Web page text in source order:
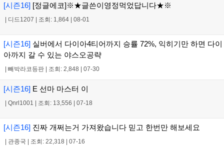
[시즌16] [정글에코]※★글쓴이영정먹었답니다★※
| 디드1207 | 조회: 1,864 | 08-01
[시즌16] 실버에서 다이아4티어까지 승률 72%, 익히기만 하면 다이
아까지 갈 수 있는 야스오공략
| 빼박라코등판 | 조회: 2,848 | 07-30
[시즌16] E 선마 마스터 이
| Qnrl1001 | 조회: 13,556 | 07-18
[시즌16] 진짜 개쩌는거 가져왔습니다 믿고 한번만 해보세요
| 관종국 | 조회: 22,318 | 07-16